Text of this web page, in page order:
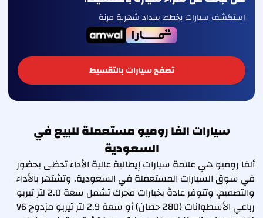
استكشف سيارات بخطط سداد شهرية مرنة
تصفح سيارات بالتقسيط
سيارات الفا روميو مستعملة للبيع في
السعودية
ألفا روميو هي علامة سيارات إيطالية عالية الأداء تحظى بحضور
في سوق السيارات المستعملة في السعودية. وتشتهر بالأداء
والتصميم. وتتوفر عادةً بخيارات محرك تشمل سعة 2.0 لتر تيربو
رباعي الأسطوانات (280 حصان) أو سعة 2.9 لتر تيربو مزدوج V6